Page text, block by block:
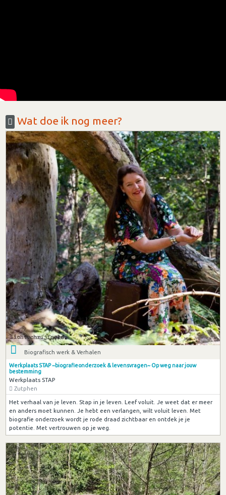
Wat doe ik nog meer?
Biografisch werk & Verhalen
Werkplaats STAP ~biografieonderzoek & levensvragen~ Op weg naar jouw
bestemming
Werkplaats STAP
Zutphen
Het verhaal van je leven. Stap in je leven. Leef voluit. Je weet dat er meer
en anders moet kunnen. Je hebt een verlangen, wilt voluit leven. Met
biografie onderzoek wordt je rode draad zichtbaar en ontdek je je
potentie. Met vertrouwen op je weg.